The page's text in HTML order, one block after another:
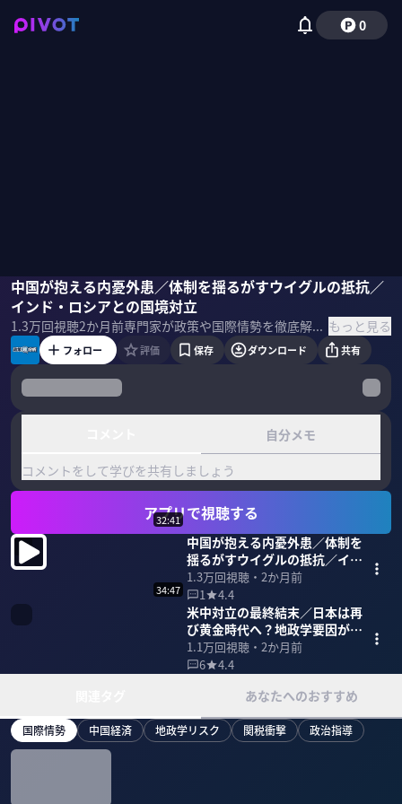
0
中国が抱える内憂外患／体制を揺るがすウイグルの抵抗／
インド・ロシアとの国境対立
1.3万回視聴2か月前 専門家が政策や国際情勢を徹底解説する「政策超分析」。今回のテーマは「地政学」。前編では、中国を地政学の観点から分析する。 ＜出演者＞ 峯村健司｜キヤノングローバル戦略研究所 上席研究員 元朝日新聞編集委員。中国に関する報道により2010年度ボーン・上田記念国際記者賞受賞 奥山真司｜多摩大学大学院客員教授 地政学者。カナダのブリティッシュコロンビア大学やイギリスのレディング大学で地政学を学ぶ。現在は国際地政学研究所上席研究員として日本に地政学を広める活動を行っている。 ＜目次＞ もっと見る
峯村健司加藤シルビア奥山真司
フォロー 評価 保存 ダウンロード 共有
自分メモ
コメントをして学びを共有しましょう
アプリで視聴する
32:41
中国が抱える内憂外患／体制を
揺るがすウイグルの抵抗／イン
ド・ロシアとの国境対立
1.3万回視聴・ 2か月前
1
4.4
34:47
米中対立の最終結末／日本は再
び黄金時代へ？地政学要因が追
い風に
1.1万回視聴・ 2か月前
6
4.4
あなたへのおすすめ
国際情勢 中国経済 地政学リスク 関税衝撃 政治指導